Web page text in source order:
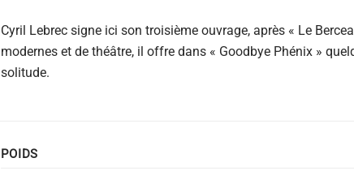
Cyril Lebrec signe ici son troisième ouvrage, après « Le
modernes et de théâtre, il offre dans « Goodbye Phénix »
solitude.
POIDS